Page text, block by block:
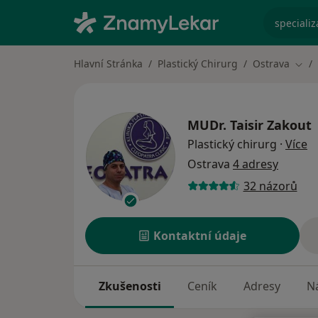
Hlavní Stránka Plastický Chirurg Ostrava
MUDr. Taisir Zakout
Plastický chirurg · Více
Ostrava 4 adresy
32 názorů
Kontaktní údaje
Zkušenosti Ceník Adresy